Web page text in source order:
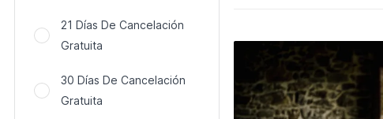
21 Días De Cancelación
Gratuita
30 Días De Cancelación
Gratuita